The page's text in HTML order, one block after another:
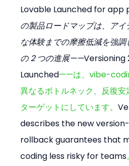
Lovable Launched for app
の製品ロードマップは、ア
な体験までの摩擦低減を強
の 2 つの進展——Versioning
Launched——は、vibe-
異なるボトルネック、反復
ターゲットにしています。
describes the new
rollback guarantees that
coding less risky for teams